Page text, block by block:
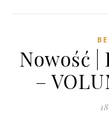
Nowość |
–